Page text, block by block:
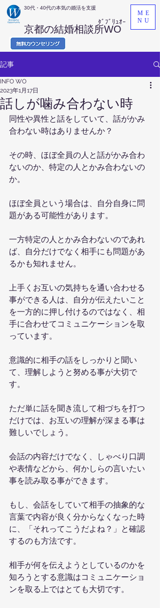
京都の結婚相談所WO
ﾀﾞﾌﾞﾘｭｵｰ
​30代・40代の本気の婚活を支援
ME
NU
記事
話しが噛み合わない時
INFO WO
2023年1月17日
同性や異性と話をしていて、話がかみ
合わない時はありませんか？
その時、ほぼ全員の人と話がかみ合わ
ないのか、特定の人とかみ合わないの
か。
ほぼ全員という場合は、自分自身に問
題がある可能性があります。
一方特定の人とかみ合わないのであれ
ば、自分だけでなく相手にも問題があ
るかも知れません。
上手くお互いの気持ちを通い合わせる
事ができる人は、自分が伝えたいこと
を一方的に押し付けるのではなく、相
手に合わせてコミュニケーションを取
っています。
意識的に相手の話をしっかりと聞い
て、理解しようと努める事が大切で
す。
ただ単に話を聞き流して相づちを打つ
だけでは、お互いの理解が深まる事は
難しいでしょう。
会話の内容だけでなく、しゃべり口調
や表情などから、何かしらの言いたい
事を読み取る事ができます。
もし、会話をしていて相手の抽象的な
言葉で内容が良く分からなくなった時
に、「それってこうだよね？」と確認
するのも方法です。
相手が何を伝えようとしているのかを
知ろうとする意識はコミュニケーショ
ンを取る上ではとても大切です。